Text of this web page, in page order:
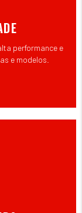
performance e
e modelos.